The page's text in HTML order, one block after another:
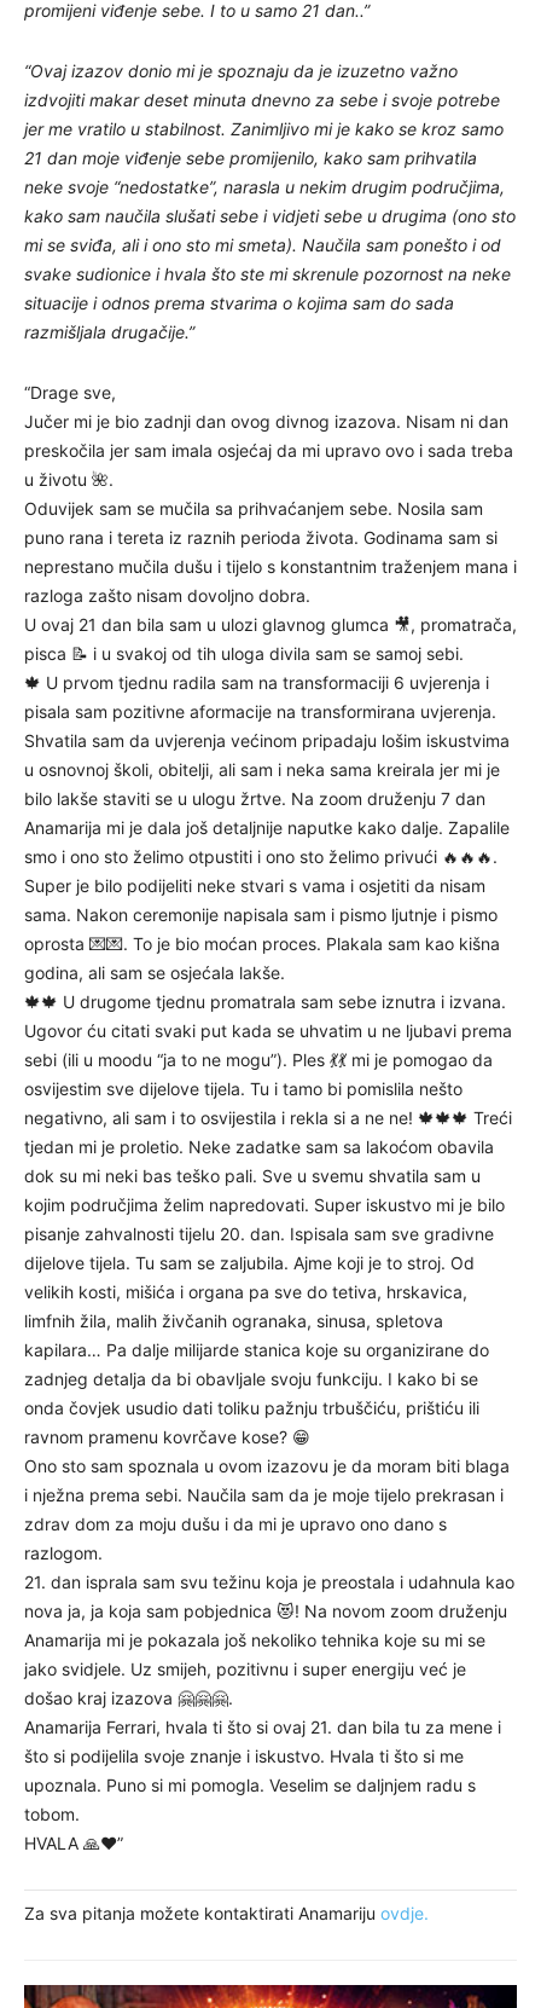
promijeni viđenje sebe. I to u samo 21 dan..”
“Ovaj izazov donio mi je spoznaju da je izuzetno važno
izdvojiti makar deset minuta dnevno za sebe i svoje potrebe
jer me vratilo u stabilnost. Zanimljivo mi je kako se kroz samo
21 dan moje viđenje sebe promijenilo, kako sam prihvatila
neke svoje “nedostatke”, narasla u nekim drugim područjima,
kako sam naučila slušati sebe i vidjeti sebe u drugima (ono sto
mi se sviđa, ali i ono sto mi smeta). Naučila sam ponešto i od
svake sudionice i hvala što ste mi skrenule pozornost na neke
situacije i odnos prema stvarima o kojima sam do sada
razmišljala drugačije.”
“Drage sve,
Jučer mi je bio zadnji dan ovog divnog izazova. Nisam ni dan
preskočila jer sam imala osjećaj da mi upravo ovo i sada treba
u životu 🌺.
Oduvijek sam se mučila sa prihvaćanjem sebe. Nosila sam
puno rana i tereta iz raznih perioda života. Godinama sam si
neprestano mučila dušu i tijelo s konstantnim traženjem mana i
razloga zašto nisam dovoljno dobra.
U ovaj 21 dan bila sam u ulozi glavnog glumca 🎥, promatrača,
pisca 📝 i u svakoj od tih uloga divila sam se samoj sebi.
🍁 U prvom tjednu radila sam na transformaciji 6 uvjerenja i
pisala sam pozitivne aformacije na transformirana uvjerenja.
Shvatila sam da uvjerenja većinom pripadaju lošim iskustvima
u osnovnoj školi, obitelji, ali sam i neka sama kreirala jer mi je
bilo lakše staviti se u ulogu žrtve. Na zoom druženju 7 dan
Anamarija mi je dala još detaljnije naputke kako dalje. Zapalile
smo i ono sto želimo otpustiti i ono sto želimo privući 🔥🔥🔥.
Super je bilo podijeliti neke stvari s vama i osjetiti da nisam
sama. Nakon ceremonije napisala sam i pismo ljutnje i pismo
oprosta 💌💌. To je bio moćan proces. Plakala sam kao kišna
godina, ali sam se osjećala lakše.
🍁🍁 U drugome tjednu promatrala sam sebe iznutra i izvana.
Ugovor ću citati svaki put kada se uhvatim u ne ljubavi prema
sebi (ili u moodu “ja to ne mogu”). Ples 💃💃 mi je pomogao da
osvijestim sve dijelove tijela. Tu i tamo bi pomislila nešto
negativno, ali sam i to osvijestila i rekla si a ne ne! 🍁🍁🍁 Treći
tjedan mi je proletio. Neke zadatke sam sa lakoćom obavila
dok su mi neki bas teško pali. Sve u svemu shvatila sam u
kojim područjima želim napredovati. Super iskustvo mi je bilo
pisanje zahvalnosti tijelu 20. dan. Ispisala sam sve gradivne
dijelove tijela. Tu sam se zaljubila. Ajme koji je to stroj. Od
velikih kosti, mišića i organa pa sve do tetiva, hrskavica,
limfnih žila, malih živčanih ogranaka, sinusa, spletova
kapilara… Pa dalje milijarde stanica koje su organizirane do
zadnjeg detalja da bi obavljale svoju funkciju. I kako bi se
onda čovjek usudio dati toliku pažnju trbuščiću, prištiću ili
ravnom pramenu kovrčave kose? 😁
Ono sto sam spoznala u ovom izazovu je da moram biti blaga
i nježna prema sebi. Naučila sam da je moje tijelo prekrasan i
zdrav dom za moju dušu i da mi je upravo ono dano s
razlogom.
21. dan isprala sam svu težinu koja je preostala i udahnula kao
nova ja, ja koja sam pobjednica 😻! Na novom zoom druženju
Anamarija mi je pokazala još nekoliko tehnika koje su mi se
jako svidjele. Uz smijeh, pozitivnu i super energiju već je
došao kraj izazova 🤗🤗🤗.
Anamarija Ferrari, hvala ti što si ovaj 21. dan bila tu za mene i
što si podijelila svoje znanje i iskustvo. Hvala ti što si me
upoznala. Puno si mi pomogla. Veselim se daljnjem radu s
tobom.
HVALA 🙏❤️”
Za sva pitanja možete kontaktirati Anamariju ovdje.